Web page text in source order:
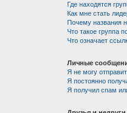
Где находятся
Как мне стать
Почему названия
Что такое группа
Что означает
Личные
Я не могу
Я постоянно
Я получил спам